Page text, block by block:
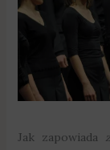
Jak zapowiada